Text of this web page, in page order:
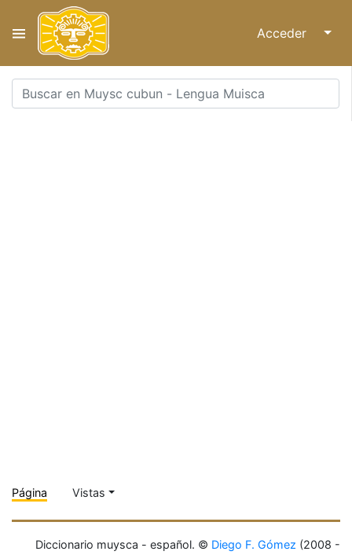
Acceder ↓
Página Vistas
Diccionario muysca - español. © Diego F. Gómez (2008 -